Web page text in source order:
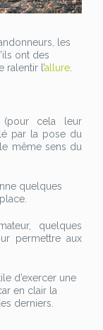
les
ont des
ralentir l’allure
(pour cela leur
par la pose du
même sens du
quelques
quelques
permettre aux
d’exercer une
en clair la
derniers.